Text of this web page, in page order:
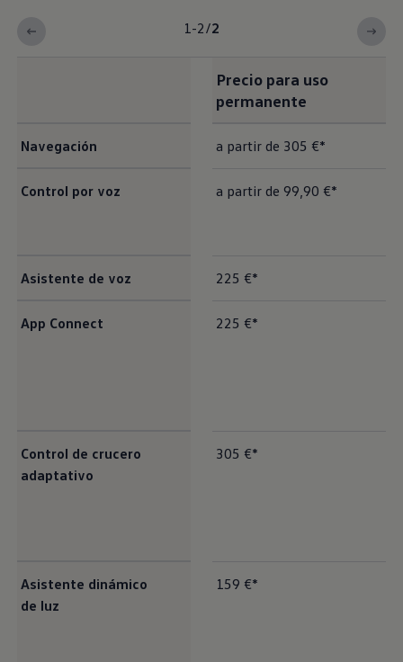
1-2/2
Precio para uso
permanente
Navegación a partir de 305 €*
Control por voz a partir de 99,90 €*
Asistente de voz 225 €*
App Connect 225 €*
Control de crucero
adaptativo
305 €*
Asistente dinámico
de luz
159 €*